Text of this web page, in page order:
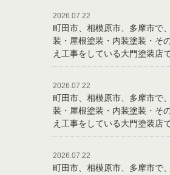
2026.07.22
町田市、相模原市、多摩市で
装・屋根塗装・内装塗装・そ
え工事をしている大門塗装店で
2026.07.22
町田市、相模原市、多摩市で
装・屋根塗装・内装塗装・そ
え工事をしている大門塗装店で
2026.07.22
町田市、相模原市、多摩市で